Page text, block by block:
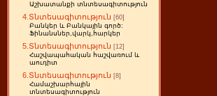
Աշխատանքի տնտեսագիտություն
4.Տնտեսագիտություն [60]
Բանկեր և Բանկային գործ:
Ֆինանսներ,վարկ,հարկեր
5.Տնտեսագիտություն [12]
Հաշվապահական հաշվառում և
աուդիտ
6.Տնտեսագիտություն [8]
Համաշխարհային
տնտեսագիտություն